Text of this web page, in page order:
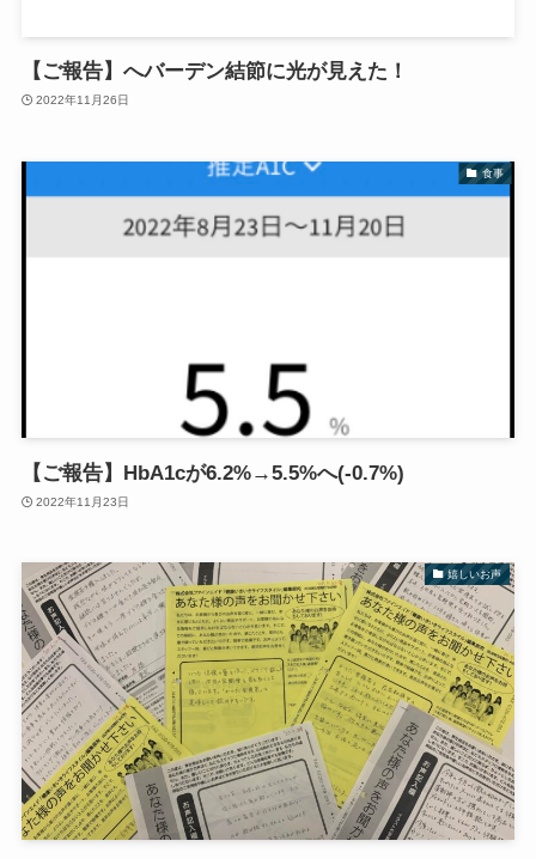
【ご報告】へバーデン結節に光が見えた！
2022年11月26日
食事
【ご報告】HbA1cが6.2%→5.5%へ(-0.7%)
2022年11月23日
嬉しいお声